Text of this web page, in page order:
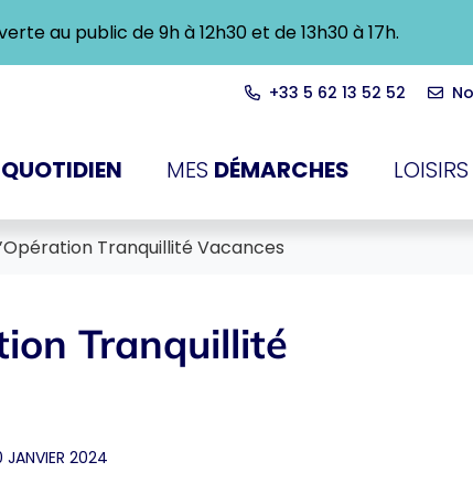
au public de 9h à 12h30 et de 13h30 à 17h.
+33 5 62 13 52 52
QUOTIDIEN MES DÉMARCHES LOISIRS
Tranquillité Vacances
Tranquillité
JANVIER 2024